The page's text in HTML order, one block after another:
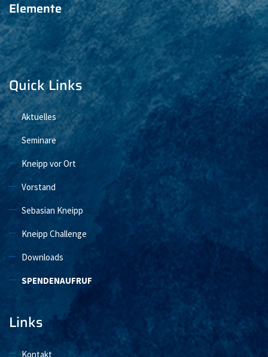
Elemente
Quick Links
Aktuelles
Seminare
Kneipp vor Ort
Vorstand
Sebasian Kneipp
Kneipp Challenge
Downloads
SPENDENAUFRUF
Links
Kontakt